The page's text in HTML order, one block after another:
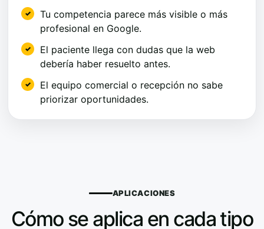
Tu competencia parece más visible o más
profesional en Google.
El paciente llega con dudas que la web
debería haber resuelto antes.
El equipo comercial o recepción no sabe
priorizar oportunidades.
APLICACIONES
Cómo se aplica en cada tipo